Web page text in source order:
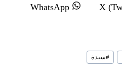
X
S
WhatsApp
#سيدة